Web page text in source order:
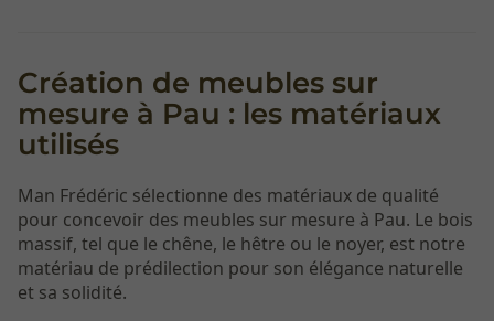
Création de meubles sur
mesure à Pau : les matériaux
utilisés
Man Frédéric sélectionne des matériaux de qualité
pour concevoir des meubles sur mesure à Pau. Le bois
massif, tel que le chêne, le hêtre ou le noyer, est notre
matériau de prédilection pour son élégance naturelle
et sa solidité.